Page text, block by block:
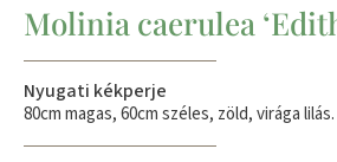
Molinia caerulea
Nyugati kékperje
80cm magas, 60cm széles, zöld, virága lilás.